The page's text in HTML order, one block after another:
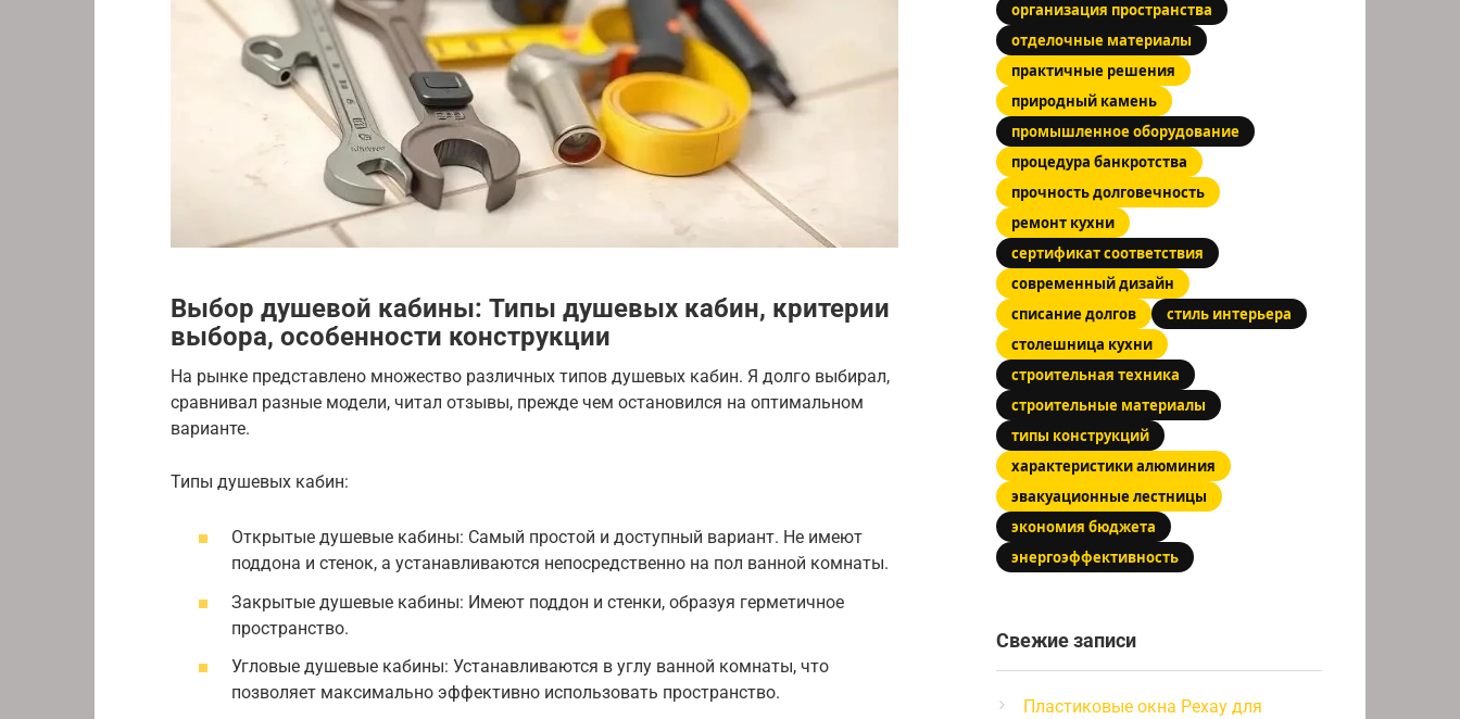
Выбор душевой кабины: Типы душевых кабин, критерии
выбора, особенности конструкции
На рынке представлено множество различных типов душевых кабин. Я долго выбирал,
сравнивал разные модели, читал отзывы, прежде чем остановился на оптимальном
варианте.
Типы душевых кабин:
Открытые душевые кабины: Самый простой и доступный вариант. Не имеют
поддона и стенок, а устанавливаются непосредственно на пол ванной комнаты.
Закрытые душевые кабины: Имеют поддон и стенки, образуя герметичное
пространство.
Угловые душевые кабины: Устанавливаются в углу ванной комнаты, что
позволяет максимально эффективно использовать пространство.
организация пространства
отделочные материалы
практичные решения
природный камень
промышленное оборудование
процедура банкротства
прочность долговечность
ремонт кухни
сертификат соответствия
современный дизайн
списание долгов
стиль интерьера
столешница кухни
строительная техника
строительные материалы
типы конструкций
характеристики алюминия
эвакуационные лестницы
экономия бюджета
энергоэффективность
Свежие записи
Пластиковые окна Рехау для